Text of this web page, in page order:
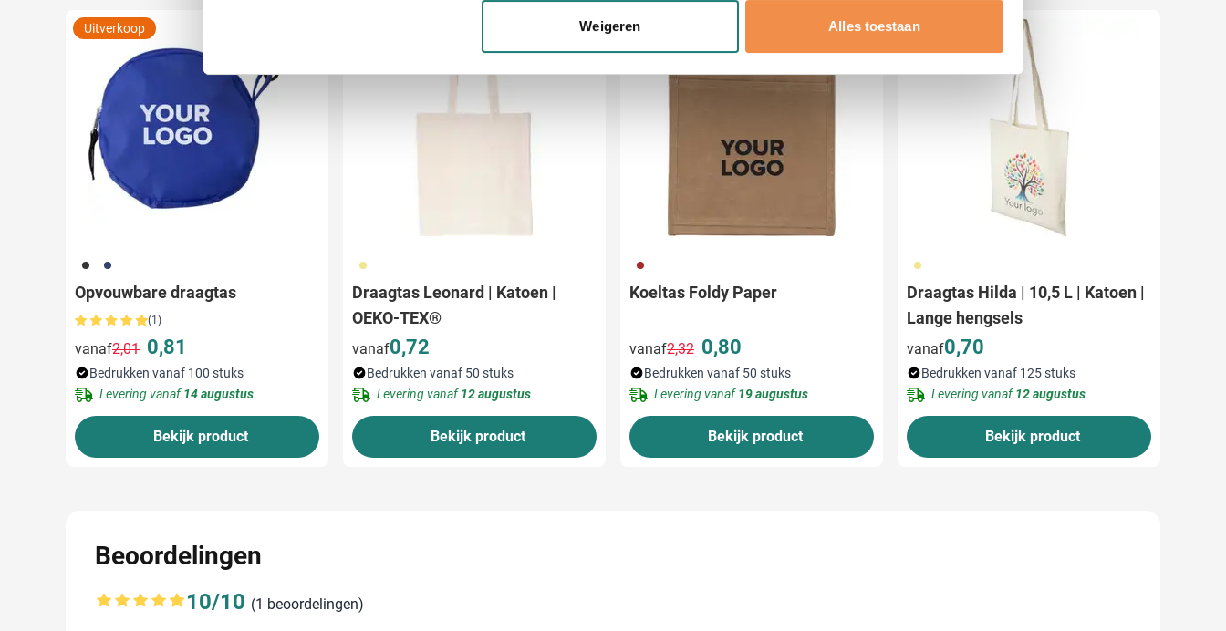
toestemming op elk moment wijzigen of intrekken in de Cookieverklaring.
We gebruiken cookies om content en advertenties te personaliseren, om functies voor social media te bieden en om ons
websiteverkeer te analyseren. Ook delen we informatie over uw gebruik van onze site met onze partners voor social
media, adverteren en analyse. Deze partners kunnen deze gegevens combineren met andere informatie die u aan ze heeft
verstrekt of die ze hebben verzameld op basis van uw gebruik van hun services.
Weigeren Alles toestaan
001 005
Opvouwbare draagtas
(1)
vanaf
Normale prijs
2,01 0,81
Uitverkoop
Bedrukken vanaf 100 stuks
Levering vanaf14 augustus
Bekijk product
013
Draagtas Leonard | Katoen |
OEKO-TEX®
vanaf0,72
Bedrukken vanaf 50 stuks
Levering vanaf12 augustus
Bekijk product
011
Koeltas Foldy Paper
vanaf
Normale prijs
2,32 0,80
Uitverkoop
Bedrukken vanaf 50 stuks
Levering vanaf19 augustus
Bekijk product
013
Draagtas Hilda | 10,5 L | Katoen |
Lange hengsels
vanaf0,70
Bestseller
Bedrukken vanaf 125 stuks
Levering vanaf12 augustus
Bekijk product
Beoordelingen
Gemiddelde beoordeling: 10 van 10
10/10 (1 beoordelingen)